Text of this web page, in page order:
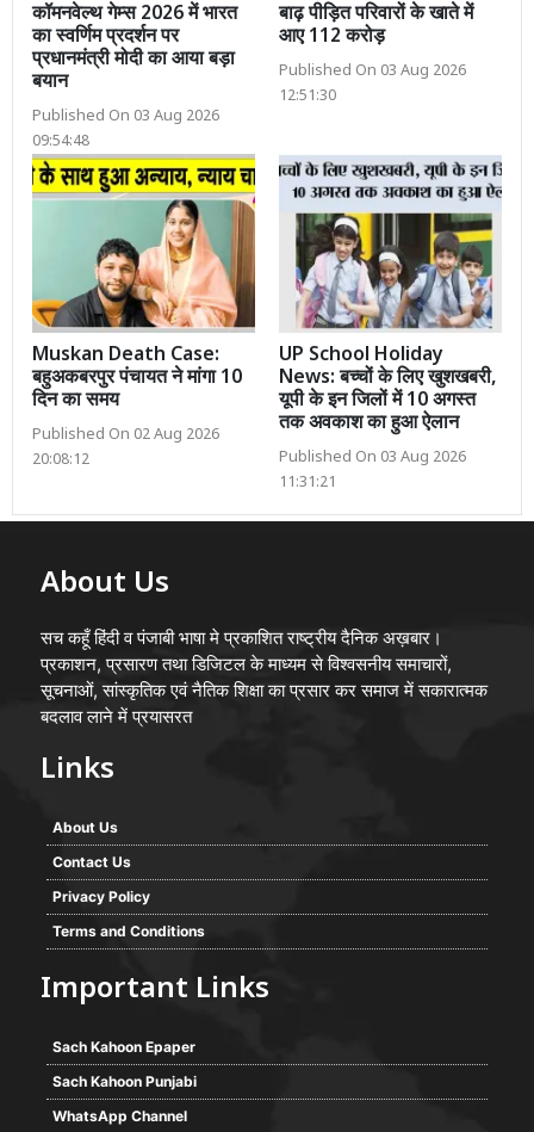
कॉमनवेल्थ गेम्स 2026 में भारत
का स्वर्णिम प्रदर्शन पर
प्रधानमंत्री मोदी का आया बड़ा
बयान
Published On 03 Aug 2026
09:54:48
बाढ़ पीड़ित परिवारों के खाते में
आए 112 करोड़
Published On 03 Aug 2026
12:51:30
Muskan Death Case:
बहुअकबरपुर पंचायत ने मांगा 10
दिन का समय
Published On 02 Aug 2026
20:08:12
UP School Holiday
News: बच्चों के लिए खुशखबरी,
यूपी के इन जिलों में 10 अगस्त
तक अवकाश का हुआ ऐलान
Published On 03 Aug 2026
11:31:21
About Us
सच कहूँ हिंदी व पंजाबी भाषा मे प्रकाशित राष्ट्रीय दैनिक अख़बार।
प्रकाशन, प्रसारण तथा डिजिटल के माध्यम से विश्वसनीय समाचारों,
सूचनाओं, सांस्कृतिक एवं नैतिक शिक्षा का प्रसार कर समाज में सकारात्मक
बदलाव लाने में प्रयासरत
Links
About Us
Contact Us
Privacy Policy
Terms and Conditions
Important Links
Sach Kahoon Epaper
Sach Kahoon Punjabi
WhatsApp Channel